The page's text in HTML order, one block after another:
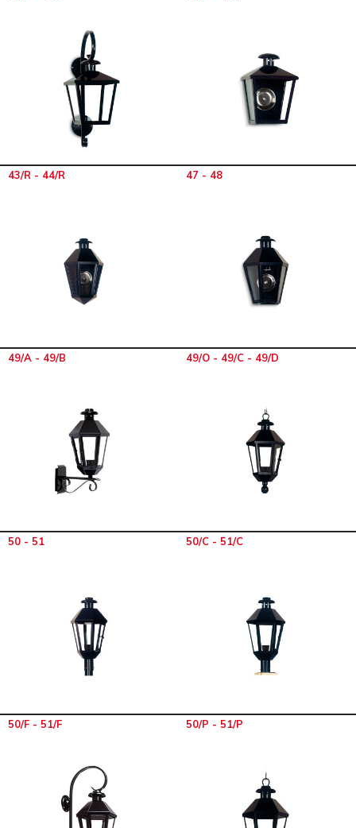
43/R - 44/R 47 - 48
49/A - 49/B 49/O - 49/C - 49/D
50 - 51 50/C - 51/C
50/F - 51/F 50/P - 51/P